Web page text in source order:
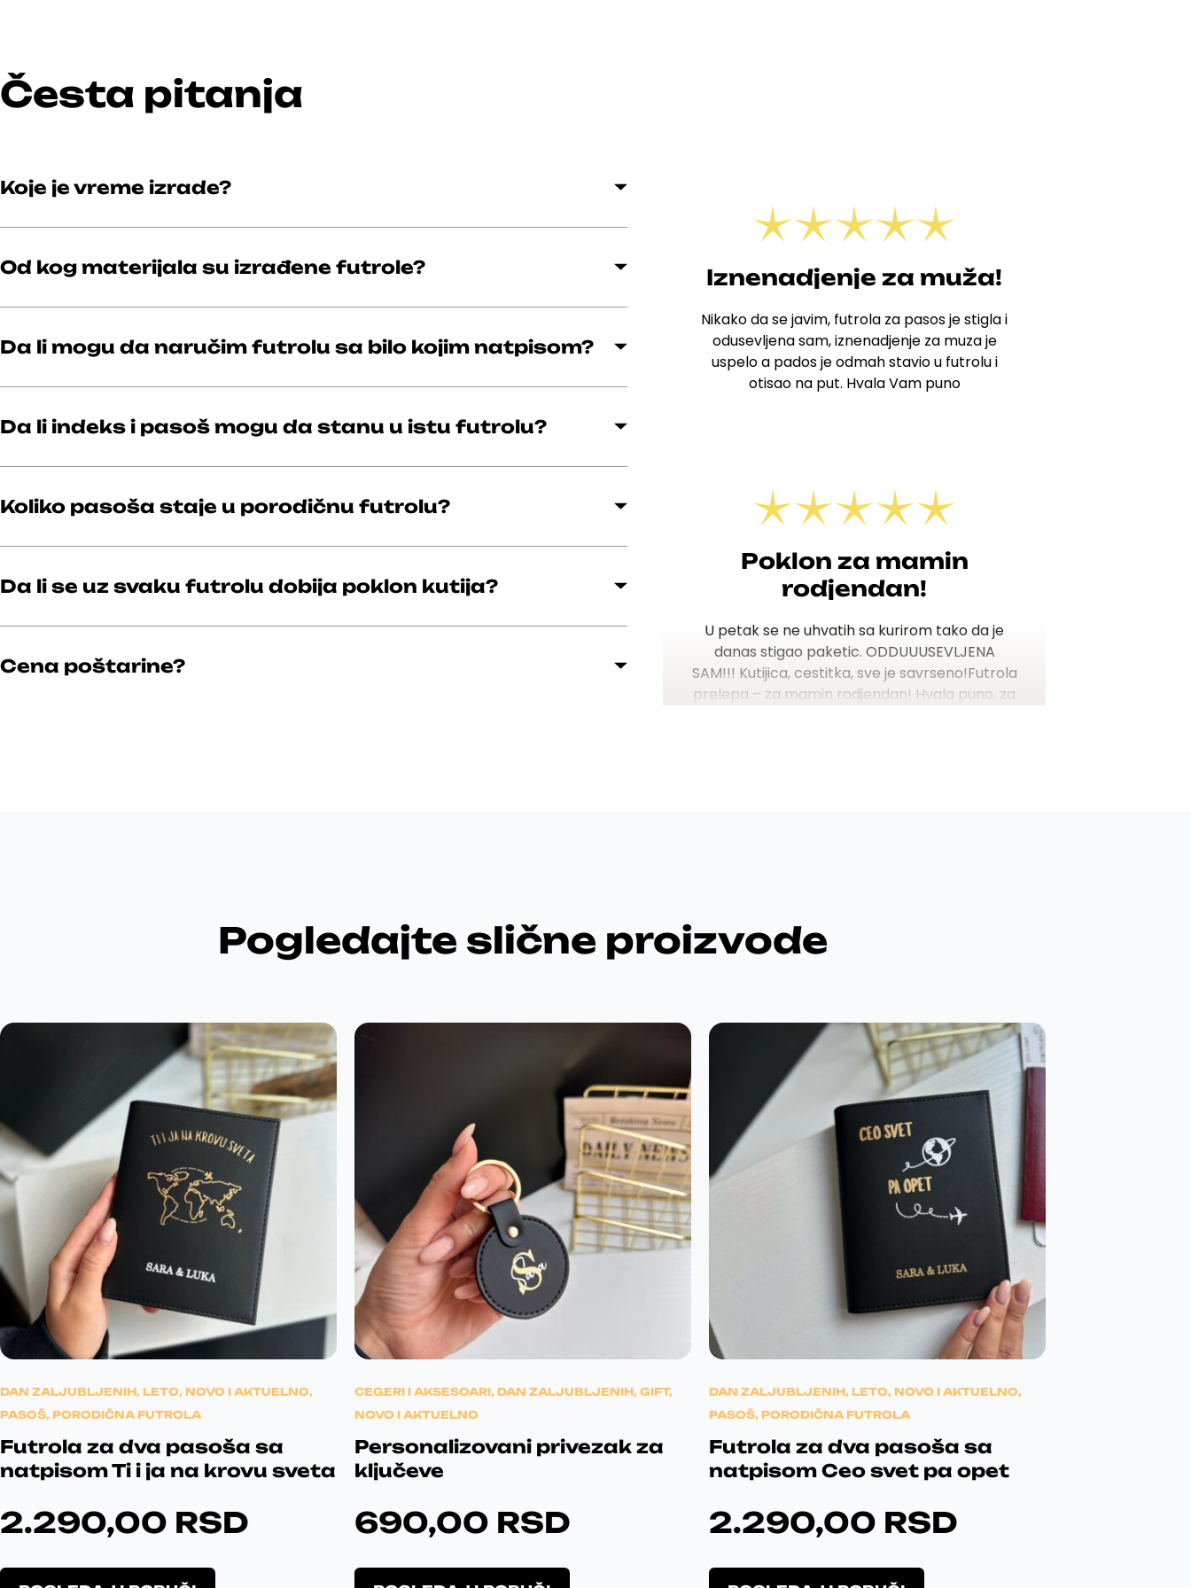
Česta pitanja
Koje je vreme izrade?
Od kog materijala su izrađene futrole?
Da li mogu da naručim futrolu sa bilo kojim natpisom?
Da li indeks i pasoš mogu da stanu u istu futrolu?
Koliko pasoša staje u porodičnu futrolu?
Da li se uz svaku futrolu dobija poklon kutija?
Cena poštarine?
Iznenadjenje za muža!
Nikako da se javim, futrola za pasos je stigla i
odusevljena sam, iznenadjenje za muza je
uspelo a pados je odmah stavio u futrolu i
otisao na put. Hvala Vam puno
Poklon za mamin
rodjendan!
U petak se ne uhvatih sa kurirom tako da je
danas stigao paketic. ODDUUUSEVLJENA
SAM!!! Kutijica, cestitka, sve je savrseno!Futrola
prelepa – za mamin rodjendan! Hvala puno, za
Oduševljenje do
kosmosa!
Paket preuzet i kao
takav
poklonjen,odusevljenje do kosmosa
Futrola uzivo jos lepsa nego na slikama!!!Svi
prezadovolini,a sto se tice daljih porudZbina TO
BE CONTINUED…
Veliki pozdrav!
Pogledajte slične proizvode
DAN ZALJUBLJENIH, LETO, NOVO I AKTUELNO,
PASOŠ, PORODIČNA FUTROLA
Futrola za dva pasoša sa
natpisom Ti i ja na krovu sveta
2.290,00 RSD
O
CEGERI I AKSESOARI, DAN ZALJUBLJENIH, GIFT,
NOVO I AKTUELNO
Personalizovani privezak za
ključeve
690,00 RSD
O
DAN ZALJUBLJENIH, LETO, NOVO I AKTUELNO,
PASOŠ, PORODIČNA FUTROLA
Futrola za dva pasoša sa
natpisom Ceo svet pa opet
2.290,00 RSD
O